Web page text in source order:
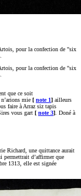
pour la confection de "six
pour la confection de "six
que ce soit
mie [ note 1] ailleurs
faire à Arraz siz tapis
vous gart [ note 3] . Doné à
Richard, une quittance aurait
permettrait d’affirmer que
1313, elle est signée